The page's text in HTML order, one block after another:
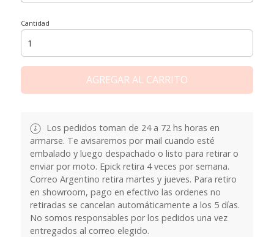
Cantidad
AGREGAR AL CARRITO
Los pedidos toman de 24 a 72 hs horas en
armarse. Te avisaremos por mail cuando esté
embalado y luego despachado o listo para retirar o
enviar por moto. Epick retira 4 veces por semana.
Correo Argentino retira martes y jueves. Para retiro
en showroom, pago en efectivo las ordenes no
retiradas se cancelan automáticamente a los 5 días.
No somos responsables por los pedidos una vez
entregados al correo elegido.